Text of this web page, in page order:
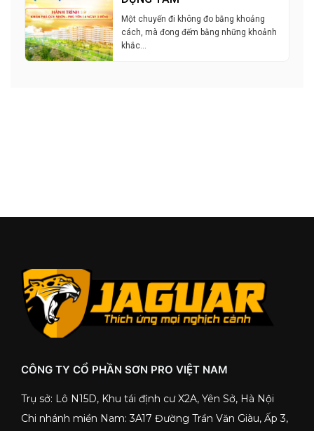
Một chuyến đi không đo bằng khoảng
cách, mà đong đếm bằng những khoảnh
khắc…
CÔNG TY CỔ PHẦN SƠN PRO VIỆT NAM
Trụ sở: Lô N15D, Khu tái định cư X2A, Yên Sở, Hà Nội
Chi nhánh miền Nam: 3A17 Đường Trần Văn Giàu, Ấp 3,